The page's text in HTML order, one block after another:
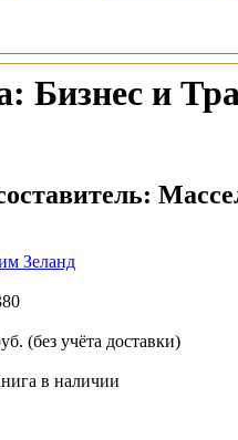
Бизнес и
Зеланд
(без учёта доставки)
в наличии